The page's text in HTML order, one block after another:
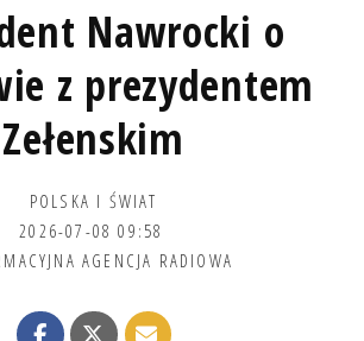
Nawrocki o
z prezydentem
Zełenskim
POLSKA I ŚWIAT
2026-07-08 09:58
AGENCJA RADIOWA